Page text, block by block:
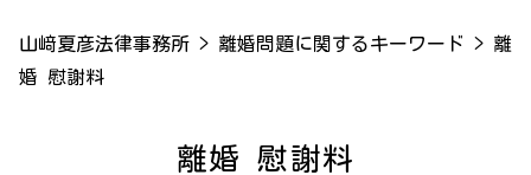
山﨑夏彦法律事務所 > 離婚問題に関するキーワード > 離
婚 慰謝料
離婚 慰謝料